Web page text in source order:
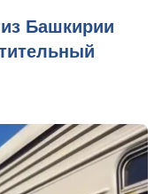
Башкирии